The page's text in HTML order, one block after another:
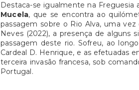
Destaca-se igualmente na Freguesia
Mucela, que se encontra ao
passagem sobre o Rio Alva, uma
Neves (2022), a presença de alguns
passagem deste rio. Sofreu, ao
Cardeal D. Henrique, e as efetuadas
terceira invasão francesa, sob
Portugal.